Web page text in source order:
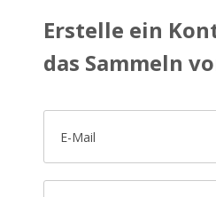
Erstelle ein
das Sammeln
E-Mail